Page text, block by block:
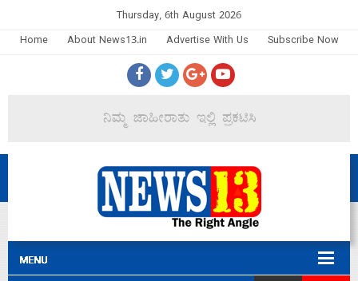
Thursday, 6th August 2026
Home
About News13.in Advertise With Us Subscribe Now